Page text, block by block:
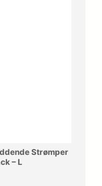
Strømper
– L